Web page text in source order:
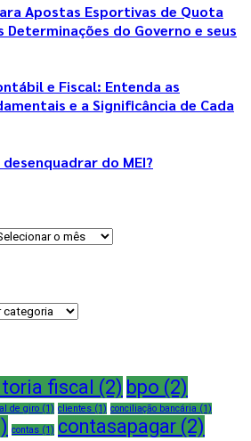
Apostas Esportivas de Quota
Determinações do Governo e seus
e Fiscal: Entenda as
e a Significância de Cada
do MEI?
fiscal (2) bpo (2)
de giro (1) clientes (1) conciliação bancária (1)
contas (1) contasapagar (2)